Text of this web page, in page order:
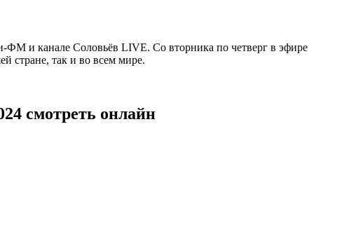
ФМ и канале Соловьёв LIVE. Со вторника по четверг в эфире
стране, так и во всем мире.
смотреть онлайн